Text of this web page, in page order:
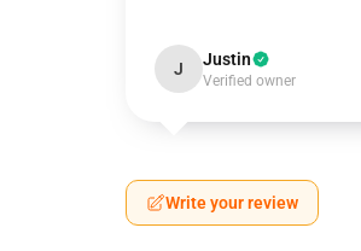
J Justin
Verified owner
Write your review